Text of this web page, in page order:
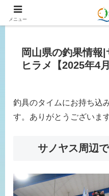
広島、岡山の釣り
岡山県の釣果情報|
ヒラメ【2025年4月
釣具のタイムにお持ち込
す。ありがとうございます
サノヤス周辺
メニュー